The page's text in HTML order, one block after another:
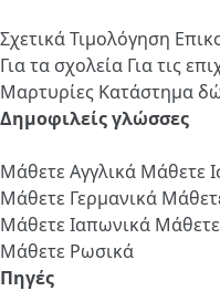
ΣχετικάΤιμολόγηση
Για τα σχολεία Για τις
Μαρτυρίες Κατάστημα
Δημοφιλείς γλώσσες
Μάθετε Αγγλικά Μάθετε
Μάθετε Γερμανικά
Μάθετε Ιαπωνικά Μάθετε
Μάθετε Ρωσικά
Πηγές